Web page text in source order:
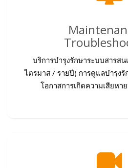
บริการบำรุงรักษาระบบสารสน
ไตรมาส / รายปี) การดูแลบำรุง
โอกาสการเกิดความเสียหา